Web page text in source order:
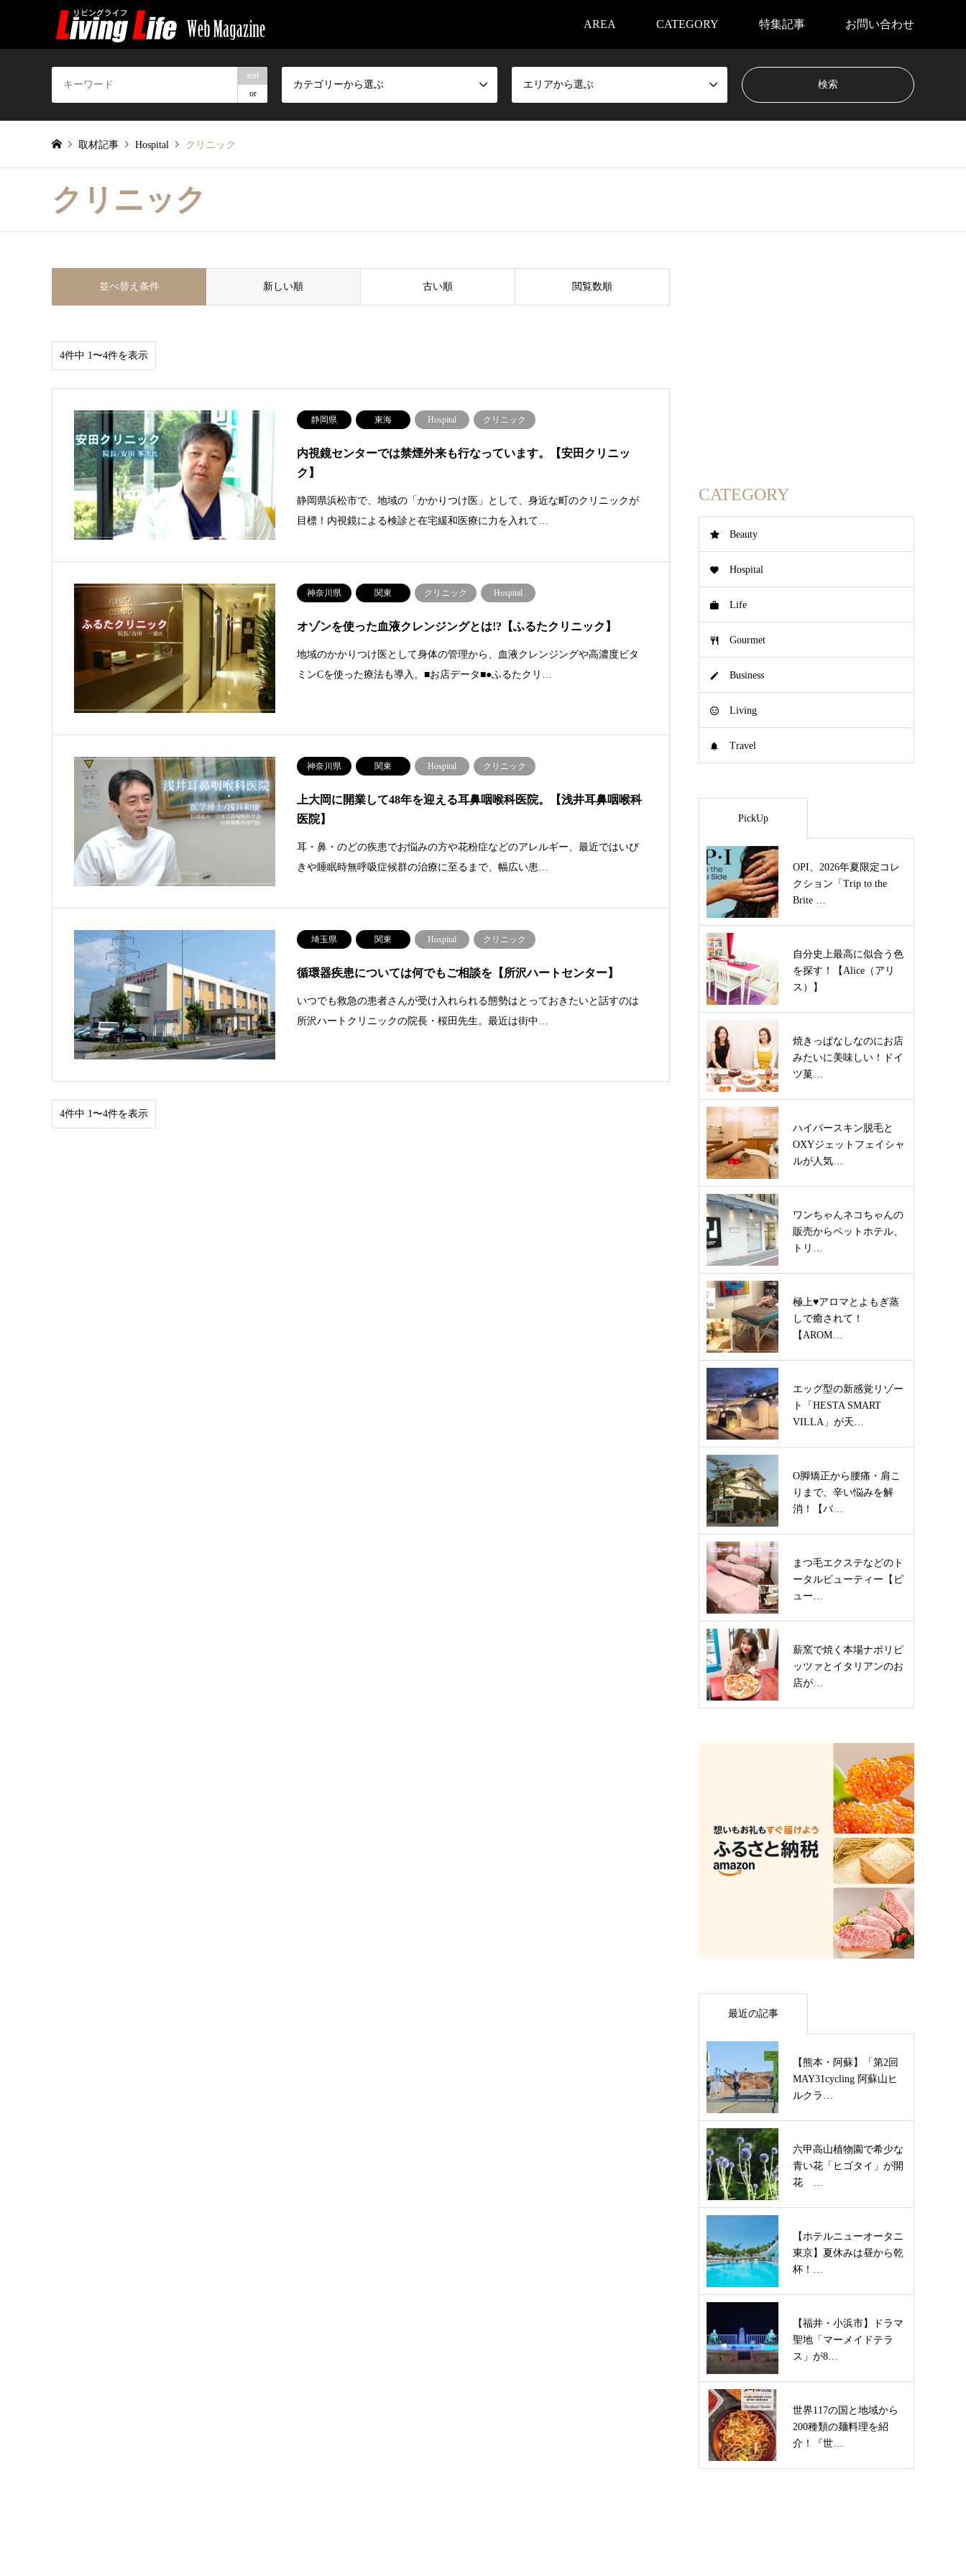
AREA CATEGORY 特集記事 お問い合わせ
and
or
カテゴリーから選ぶ エリアから選ぶ
取材記事 Hospital クリニック
クリニック
並べ替え条件 新しい順 古い順 閲覧数順
4件中 1〜4件を表示
静岡県 東海 Hospital クリニック
内視鏡センターでは禁煙外来も行なっています。【安田クリニッ
ク】
静岡県浜松市で、地域の「かかりつけ医」として、身近な町のクリニックが
目標！内視鏡による検診と在宅緩和医療に力を入れて…
神奈川県 関東 クリニック Hospital
オゾンを使った血液クレンジングとは!?【ふるたクリニック】
地域のかかりつけ医として身体の管理から、血液クレンジングや高濃度ビタ
ミンCを使った療法も導入。■お店データ■●ふるたクリ…
神奈川県 関東 Hospital クリニック
上大岡に開業して48年を迎える耳鼻咽喉科医院。【浅井耳鼻咽喉科
医院】
耳・鼻・のどの疾患でお悩みの方や花粉症などのアレルギー、最近ではいび
きや睡眠時無呼吸症候群の治療に至るまで、幅広い患…
埼玉県 関東 Hospital クリニック
循環器疾患については何でもご相談を【所沢ハートセンター】
いつでも救急の患者さんが受け入れられる態勢はとっておきたいと話すのは
所沢ハートクリニックの院長・桜田先生。最近は街中…
4件中 1〜4件を表示
CATEGORY
Beauty
Hospital
Life
Gourmet
Business
Living
Travel
PickUp
OPI、2026年夏限定コレ
クション「Trip to the
Brite …
自分史上最高に似合う色
を探す！【Alice（アリ
ス）】
焼きっぱなしなのにお店
みたいに美味しい！ドイ
ツ菓…
ハイパースキン脱毛と
OXYジェットフェイシャ
ルが人気…
ワンちゃんネコちゃんの
販売からペットホテル、
トリ…
極上♥アロマとよもぎ蒸
しで癒されて！
【AROM…
エッグ型の新感覚リゾー
ト「HESTA SMART
VILLA」が天…
O脚矯正から腰痛・肩こ
りまで、辛い悩みを解
消！【バ…
まつ毛エクステなどのト
ータルビューティー【ビ
ュー…
薪窯で焼く本場ナポリピ
ッツァとイタリアンのお
店が…
最近の記事
【熊本・阿蘇】「第2回
MAY31cycling 阿蘇山ヒ
ルクラ…
六甲高山植物園で希少な
青い花「ヒゴタイ」が開
花 …
【ホテルニューオータニ
東京】夏休みは昼から乾
杯！…
【福井・小浜市】ドラマ
聖地「マーメイドテラ
ス」が8…
世界117の国と地域から
200種類の麺料理を紹
介！『世…